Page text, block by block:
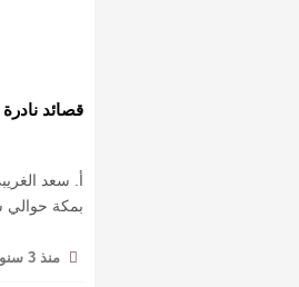
قصائد نادرة (9): رثائية أبي الحسن التهامي
أ. سعد
منذ 3 سنوات